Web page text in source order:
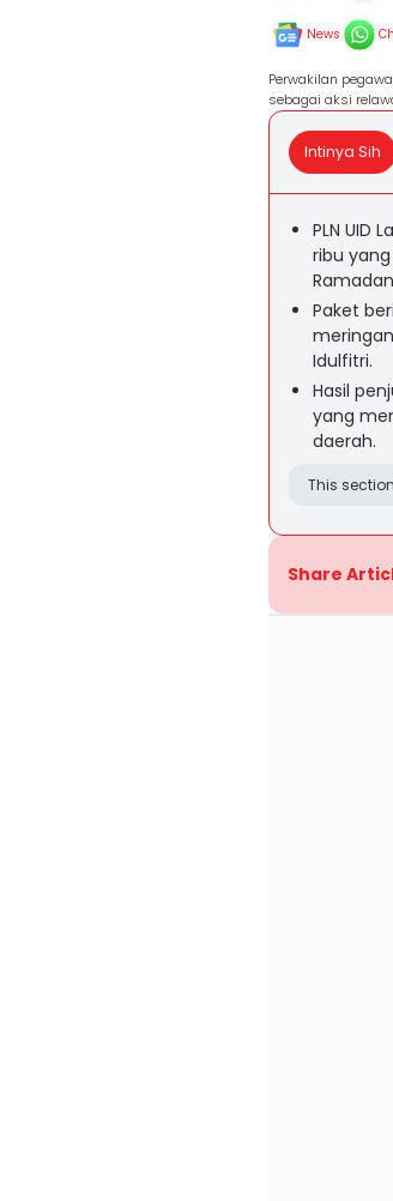
News
Perwakilan
sebagai aksi
Intinya Sih
PLN UID
ribu
Paket
Idulfitri.
Hasil
yang
daerah.
This
Share